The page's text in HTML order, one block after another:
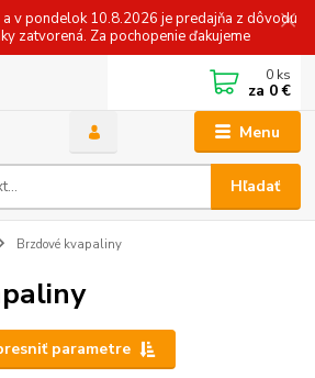
v pondelok 10.8.2026 je predajňa z dôvodu
zatvorená. Za pochopenie ďakujeme
Menu
Hľadať
0 ks
za 0 €
Brzdové kvapaliny
parametre